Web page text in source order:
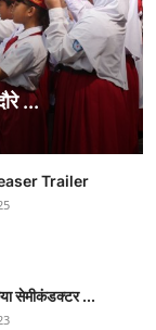
...
Trailer
सेमीकंडक्टर ...